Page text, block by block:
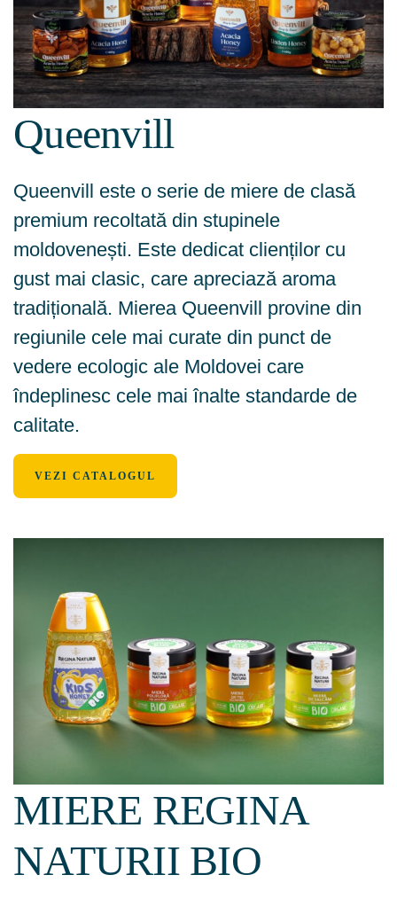
Queenvill
Queenvill este o serie de miere de clasă
premium recoltată din stupinele
moldovenești. Este dedicat clienților cu
gust mai clasic, care apreciază aroma
tradițională. Mierea Queenvill provine din
regiunile cele mai curate din punct de
vedere ecologic ale Moldovei care
îndeplinesc cele mai înalte standarde de
calitate.
VEZI CATALOGUL
MIERE REGINA
NATURII BIO